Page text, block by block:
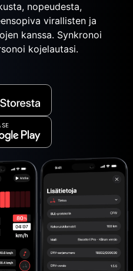
nopeudesta,
virallisten ja
kanssa. Synkronoi
kojelautasi.